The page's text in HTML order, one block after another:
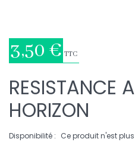
3,50 € TTC
RESISTANCE
HORIZON
Disponibilité : Ce produit n'est